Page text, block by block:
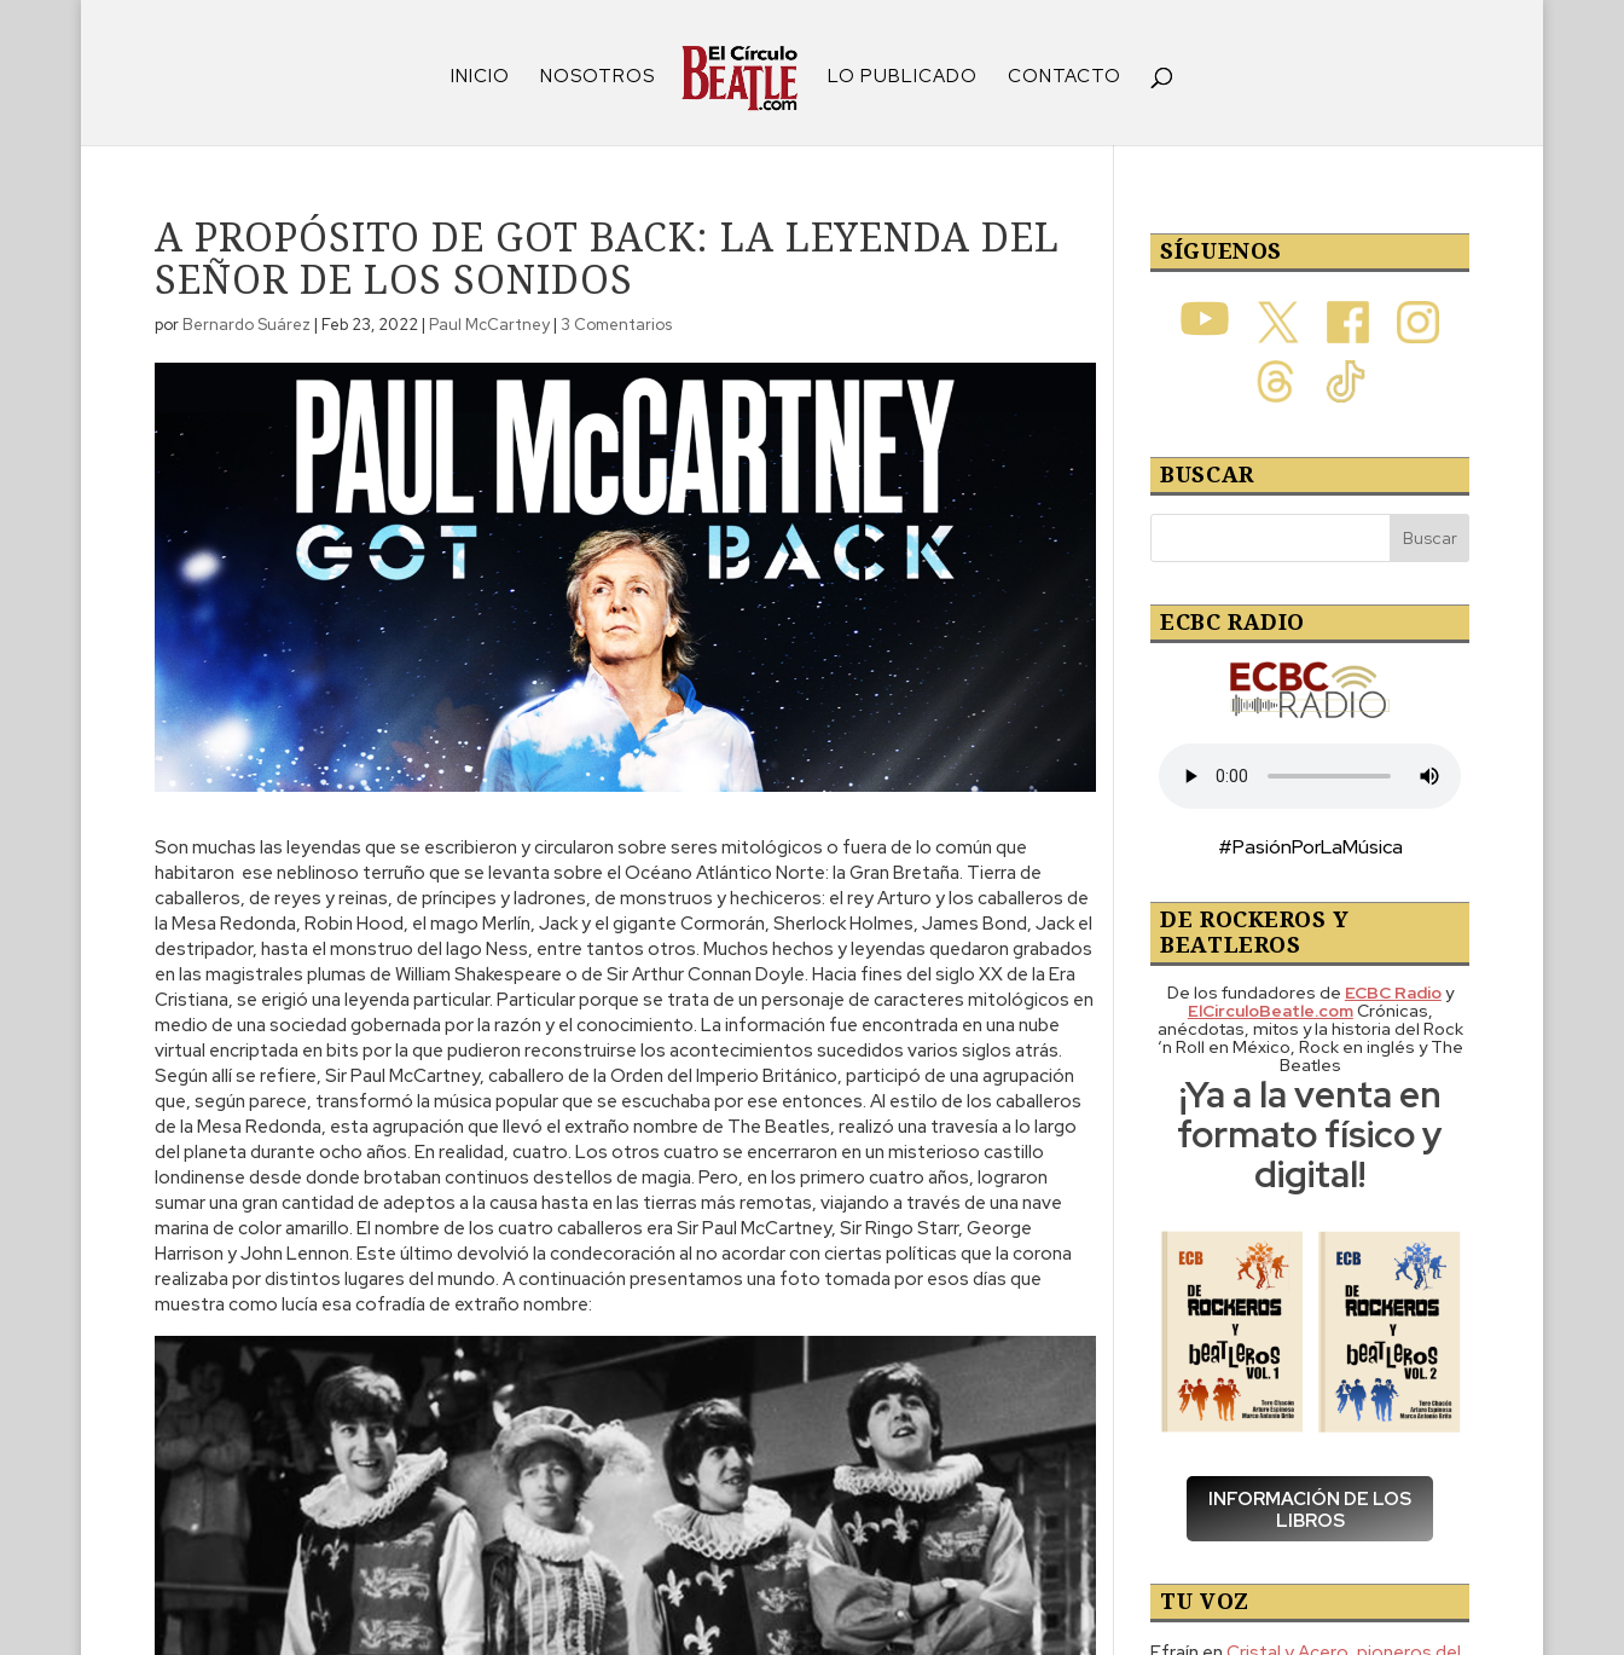
INICIO NOSOTROS LO PUBLICADO CONTACTO
A PROPÓSITO DE GOT BACK: LA LEYENDA DEL
SEÑOR DE LOS SONIDOS
por Bernardo Suárez | Feb 23, 2022| Paul McCartney| 3 Comentarios
Son muchas las leyendas que se escribieron y circularon sobre seres mitológicos o fuera de lo común que
habitaron ese neblinoso terruño que se levanta sobre el Océano Atlántico Norte: la Gran Bretaña. Tierra de
caballeros, de reyes y reinas, de príncipes y ladrones, de monstruos y hechiceros: el rey Arturo y los caballeros de
la Mesa Redonda, Robin Hood, el mago Merlín, Jack y el gigante Cormorán, Sherlock Holmes, James Bond, Jack el
destripador, hasta el monstruo del lago Ness, entre tantos otros. Muchos hechos y leyendas quedaron grabados
en las magistrales plumas de William Shakespeare o de Sir Arthur Connan Doyle. Hacia fines del siglo XX de la Era
Cristiana, se erigió una leyenda particular. Particular porque se trata de un personaje de caracteres mitológicos en
medio de una sociedad gobernada por la razón y el conocimiento. La información fue encontrada en una nube
virtual encriptada en bits por la que pudieron reconstruirse los acontecimientos sucedidos varios siglos atrás.
Según allí se refiere, Sir Paul McCartney, caballero de la Orden del Imperio Británico, participó de una agrupación
que, según parece, transformó la música popular que se escuchaba por ese entonces. Al estilo de los caballeros
de la Mesa Redonda, esta agrupación que llevó el extraño nombre de The Beatles, realizó una travesía a lo largo
del planeta durante ocho años. En realidad, cuatro. Los otros cuatro se encerraron en un misterioso castillo
londinense desde donde brotaban continuos destellos de magia. Pero, en los primero cuatro años, lograron
sumar una gran cantidad de adeptos a la causa hasta en las tierras más remotas, viajando a través de una nave
marina de color amarillo. El nombre de los cuatro caballeros era Sir Paul McCartney, Sir Ringo Starr, George
Harrison y John Lennon. Este último devolvió la condecoración al no acordar con ciertas políticas que la corona
realizaba por distintos lugares del mundo. A continuación presentamos una foto tomada por esos días que
muestra como lucía esa cofradía de extraño nombre:
SÍGUENOS
BUSCAR
ECBC RADIO
#PasiónPorLaMúsica
DE ROCKEROS Y
BEATLEROS
De los fundadores de ECBC Radioy
ElCirculoBeatle.comCrónicas,
anécdotas, mitos y la historia del Rock
‘n Roll en México, Rock en inglés y The
Beatles
¡Ya a la venta en
formato físico y
digital!
INFORMACIÓN DE LOS
LIBROS
TU VOZ